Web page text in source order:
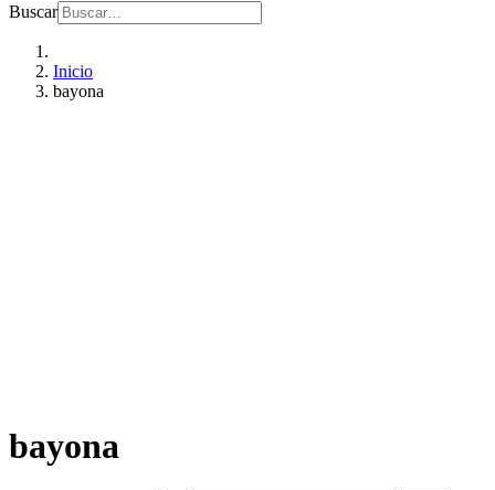
Buscar
Inicio
bayona
bayona